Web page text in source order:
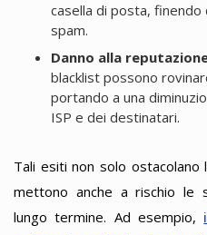
casella di posta,
spam.
Danno alla
blacklist possono
portando a una
ISP e dei destinatari.
Tali esiti non solo ostacolano
mettono anche a rischio le
lungo termine. Ad esempio,